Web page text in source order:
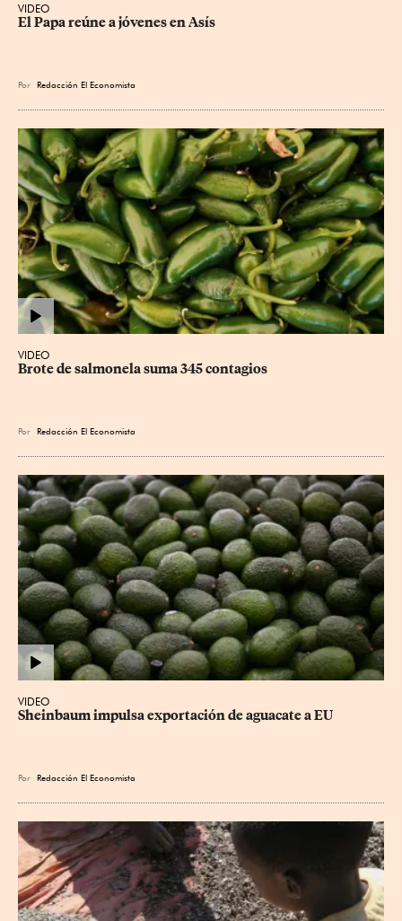
VIDEO
El Papa reúne a jóvenes en Asís
Por Redacción El Economista
VIDEO
Brote de salmonela suma 345 contagios
Por Redacción El Economista
VIDEO
Sheinbaum impulsa exportación de aguacate a EU
Por Redacción El Economista